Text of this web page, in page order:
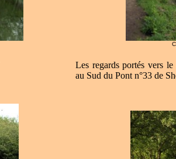
Les regards portés vers
au Sud du Pont n°33 de